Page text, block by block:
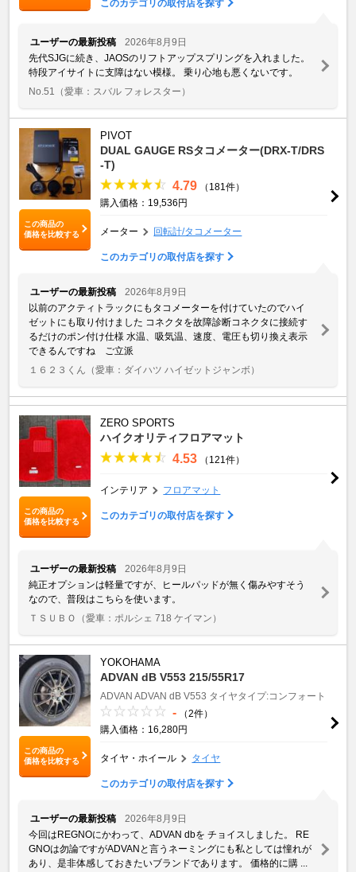
このカテゴリの取付店を探す
ユーザーの最新投稿
2026年8月9日
先代SJGに続き、JAOSのリフトアップスプリングを入れました。
特段アイサイトに支障はない模様。 乗り心地も悪くないです。
No.51
（愛車：スバル フォレスター）
この商品の
価格を比較する
PIVOT
DUAL GAUGE RSタコメーター(DRX-T/DRS
-T)
4.79
（181件）
購入価格：19,536円
メーター 回転計/タコメーター
このカテゴリの取付店を探す
ユーザーの最新投稿
2026年8月9日
以前のアクティトラックにもタコメーターを付けていたのでハイ
ゼットにも取り付けました コネクタを故障診断コネクタに接続す
るだけのポン付け仕様 水温、吸気温、速度、電圧も切り換え表示
できるんですね ご立派
１６２３くん （愛車：ダイハツ ハイゼットジャンボ）
この商品の
価格を比較する
ZERO SPORTS
ハイクオリティフロアマット
4.53 （121件）
インテリア フロアマット
このカテゴリの取付店を探す
ユーザーの最新投稿
2026年8月9日
純正オプションは軽量ですが、ヒールパッドが無く傷みやすそう
なので、普段はこちらを使います。
ＴＳＵＢＯ
（愛車：ポルシェ 718 ケイマン）
この商品の
価格を比較する
YOKOHAMA
ADVAN dB V553 215/55R17
ADVAN ADVAN dB V553 タイヤタイプ:コンフォート
-
（2件）
購入価格：16,280円
タイヤ・ホイール タイヤ
このカテゴリの取付店を探す
ユーザーの最新投稿
2026年8月9日
今回はREGNOにかわって、ADVAN dbを チョイスしました。 RE
GNOは勿論ですがADVANと言うネーミングにも私としては憧れが
あり、是非体感しておきたいブランドであります。 価格的に購 ...